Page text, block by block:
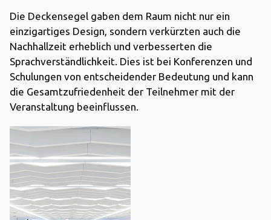
Die Deckensegel gaben dem Raum nicht nur ein
einzigartiges Design, sondern verkürzten auch die
Nachhallzeit erheblich und verbesserten die
Sprachverständlichkeit. Dies ist bei Konferenzen und
Schulungen von entscheidender Bedeutung und kann
die Gesamtzufriedenheit der Teilnehmer mit der
Veranstaltung beeinflussen.